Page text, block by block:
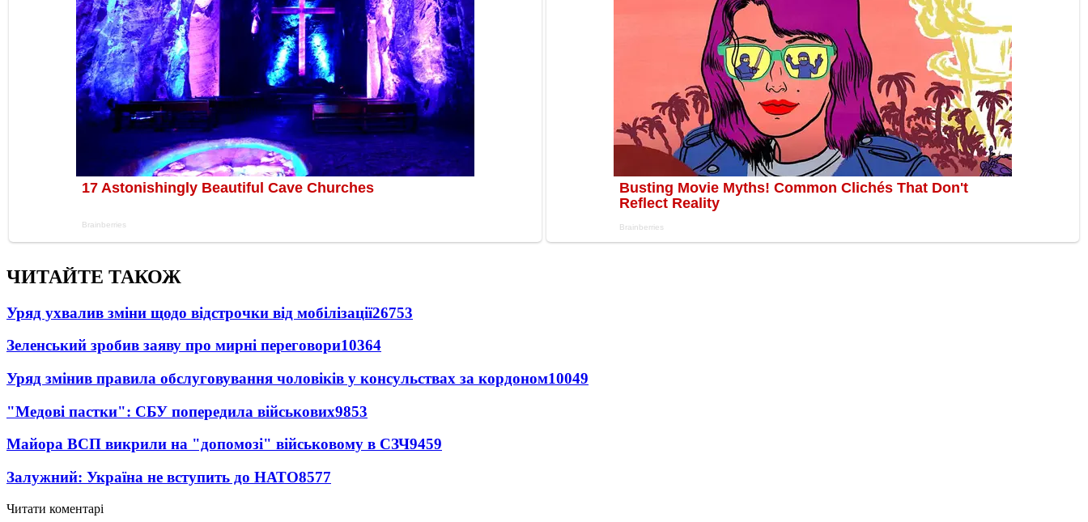
ЧИТАЙТЕ ТАКОЖ
Уряд ухвалив зміни щодо відстрочки від мобілізації26753
Зеленський зробив заяву про мирні переговори10364
Уряд змінив правила обслуговування чоловіків у консульствах за кордоном10049
"Медові пастки": СБУ попередила військових9853
Майора ВСП викрили на "допомозі" військовому в СЗЧ9459
Залужний: Україна не вступить до НАТО8577
Читати коментарі